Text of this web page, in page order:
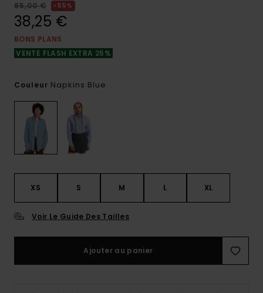
85,00 €
55%
38,25 €
BONS PLANS
VENTE FLASH EXTRA 25%
Couleur Napkins Blue
XS S M L XL
Voir Le Guide Des Tailles
Ajouter au panier